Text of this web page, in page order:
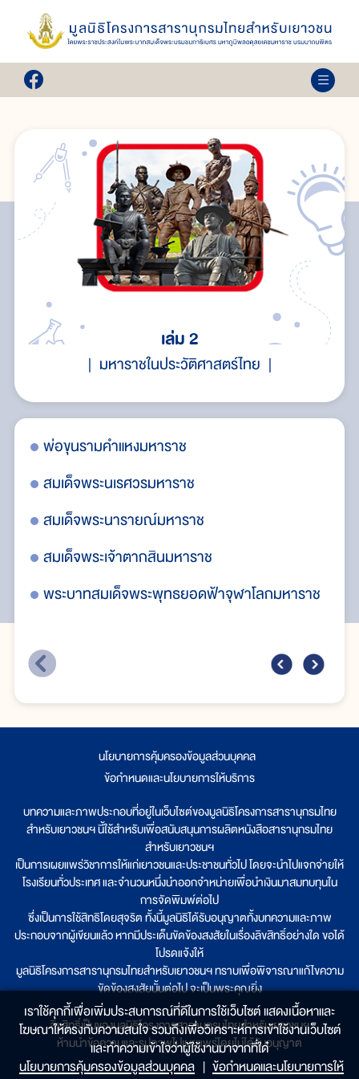
เล่ม 2
มหาราชในประวัติศาสตร์ไทย
พ่อขุนรามคำแหงมหาราช
สมเด็จพระนเรศวรมหาราช
สมเด็จพระนารายณ์มหาราช
สมเด็จพระเจ้าตากสินมหาราช
พระบาทสมเด็จพระพุทธยอดฟ้าจุฬาโลกมหาราช
นโยบายการคุ้มครองข้อมูลส่วนบุคคล
ข้อกำหนดและนโยบายการให้บริการ
บทความและภาพประกอบที่อยู่ในเว็บไซต์ของมูลนิธิโครงการสารานุกรมไทย
สำหรับเยาวชนฯ นี้ใช้สำหรับเพื่อสนับสนุนการผลิตหนังสือสารานุกรมไทย
สำหรับเยาวชนฯ
เป็นการเผยแพร่วิชาการให้แก่เยาวชนและประชาชนทั่วไป โดยจะนำไปแจกจ่ายให้
โรงเรียนทั่วประเทศ และจำนวนหนึ่งนำออกจำหน่ายเพื่อนำเงินมาสมทบทุนใน
การจัดพิมพ์ต่อไป
ซึ่งเป็นการใช้สิทธิโดยสุจริต ทั้งนี้มูลนิธิได้รับอนุญาตทั้งบทความและภาพ
ประกอบจากผู้เขียนแล้ว หากมีประเด็นขัดข้องสงสัยในเรื่องลิขสิทธิ์อย่างใด ขอได้
โปรดแจ้งให้
มูลนิธิโครงการสารานุกรมไทยสำหรับเยาวชนฯ ทราบเพื่อพิจารณาแก้ไขความ
ขัดข้องสงสัยนั้นต่อไป จะเป็นพระคุณยิ่ง
ลิขสิทธิ์เป็นของมูลนิธิโครงการสารานุกรมไทยสำหรับเยาวชนฯ
ห้ามนำข้อความและรูปภาพไปเผยแพร่โดยไม่ได้รับอนุญาต
เราใช้คุกกี้เพื่อเพิ่มประสบการณ์ที่ดีในการใช้เว็บไซต์ แสดงเนื้อหาและ
โฆษณาให้ตรงกับความสนใจ รวมถึงเพื่อวิเคราะห์การเข้าใช้งานเว็บไซต์
และทำความเข้าใจว่าผู้ใช้งานมาจากที่ใด๋
นโยบายการคุ้มครองข้อมูลส่วนบุคคล | ข้อกำหนดและนโยบายการให้